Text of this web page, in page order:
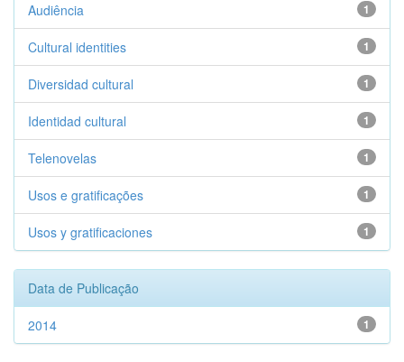
1
Audiência
1
Cultural identities
1
Diversidad cultural
1
Identidad cultural
1
Telenovelas
1
Usos e gratificações
1
Usos y gratificaciones
Data de Publicação
1
2014